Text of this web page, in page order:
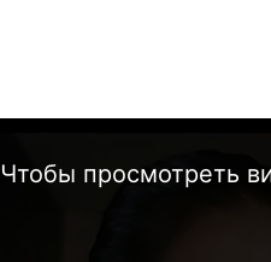
Чтобы просмотреть